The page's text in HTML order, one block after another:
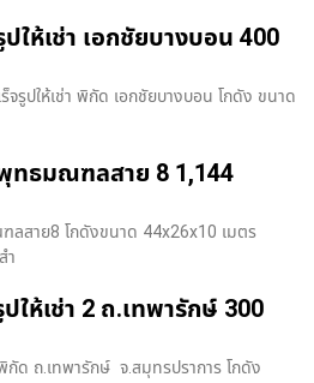
ปให้เช่า เอกชัยบางบอน 400
จรูปให้เช่า พิกัด เอกชัยบางบอน โกดัง ขนาด
พุทธมณฑลสาย 8 1,144
ลสาย8 โกดังขนาด 44x26x10 เมตร
ำ
ปให้เช่า 2 ถ.เทพารักษ์ 300
พิกัด ถ.เทพารักษ์ จ.สมุทรปราการ โกดัง